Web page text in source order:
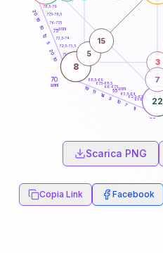
60
70
anni
61-62,5
62,5-63,5
63,5-64
66-67,5
67,5-68,5
68,5-69
71-72,5
72,5-73,5
73,5-74
76-77,5
77,5-78,5
78,5-79
11
7
10
3
14
11
19
10
20
5
12
10
16
20
22
8 3
7
5
15
65anni
75anni
Scarica PNG
Copia Link Facebook